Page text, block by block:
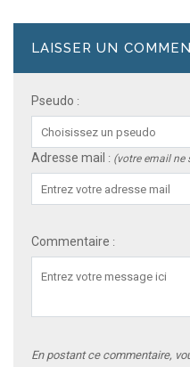
LAISSER UN
Pseudo :
Adresse mail : (votre email ne
Commentaire :
En postant ce commentaire,